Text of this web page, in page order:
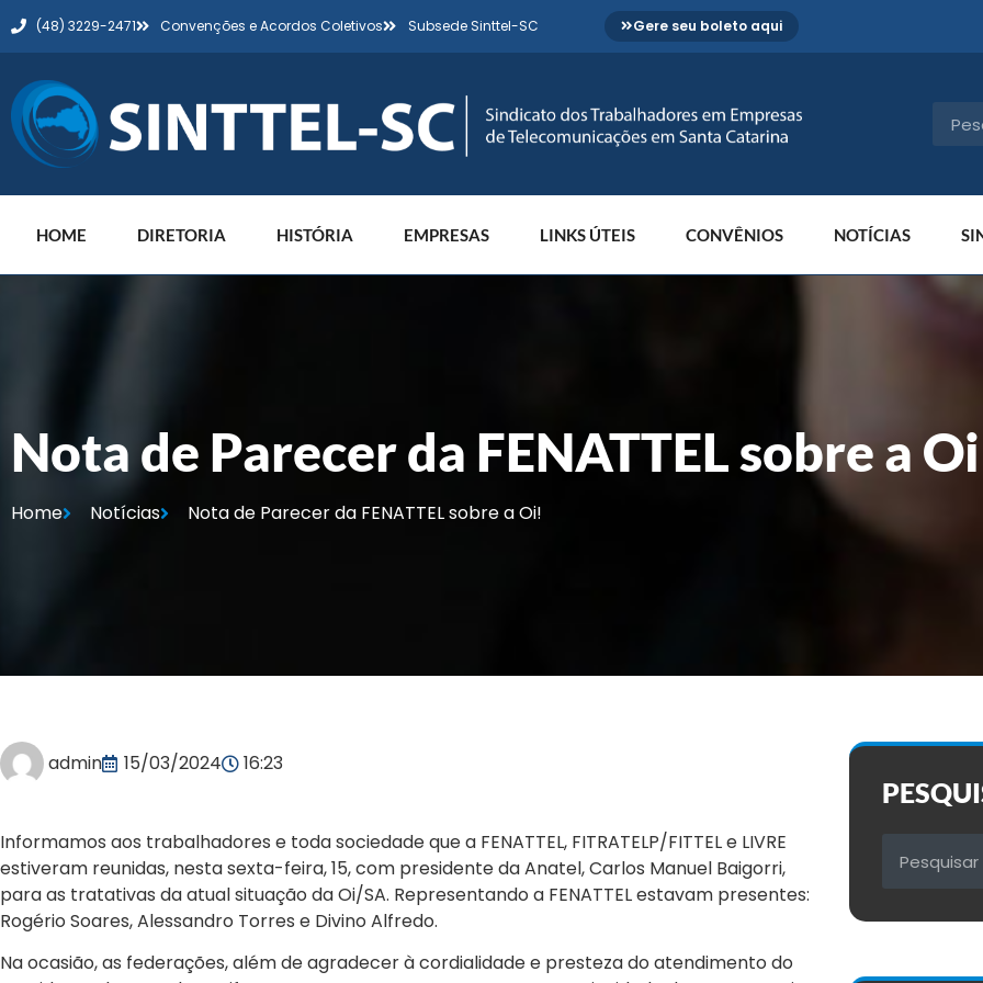
(48) 3229-2471 Convenções e Acordos Coletivos Subsede Sinttel-SC Gere seu boleto aqui
HOME DIRETORIA HISTÓRIA EMPRESAS LINKS ÚTEIS CONVÊNIOS NOTÍCIAS
Nota de Parecer da FENATTEL sobre a
Home Notícias Nota de Parecer da FENATTEL sobre a Oi!
admin 15/03/2024 16:23
Informamos aos trabalhadores e toda sociedade que a FENATTEL, FITRATELP/FITTEL e LIVRE
estiveram reunidas, nesta sexta-feira, 15, com presidente da Anatel, Carlos Manuel Baigorri,
para as tratativas da atual situação da Oi/SA. Representando a FENATTEL estavam presentes:
Rogério Soares, Alessandro Torres e Divino Alfredo.
Na ocasião, as federações, além de agradecer à cordialidade e presteza do atendimento do